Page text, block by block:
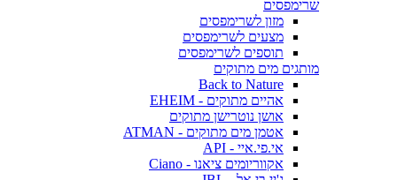
שרימפסים
מזון לשרימפסים
מצעים לשרימפסים
תוספים לשרימפסים
מותגים מים מתוקים
Back to Nature
אהיים מתוקים - EHEIM
אושן נוטרישן מתוקים
אטמן מים מתוקים - ATMAN
אי.פי.איי - API
אקווריומים ציאנו - Ciano